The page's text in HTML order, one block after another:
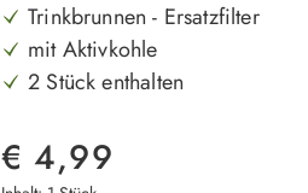
Trinkbrunnen - Ersatzfilter
mit Aktivkohle
2 Stück enthalten
€ 4,99